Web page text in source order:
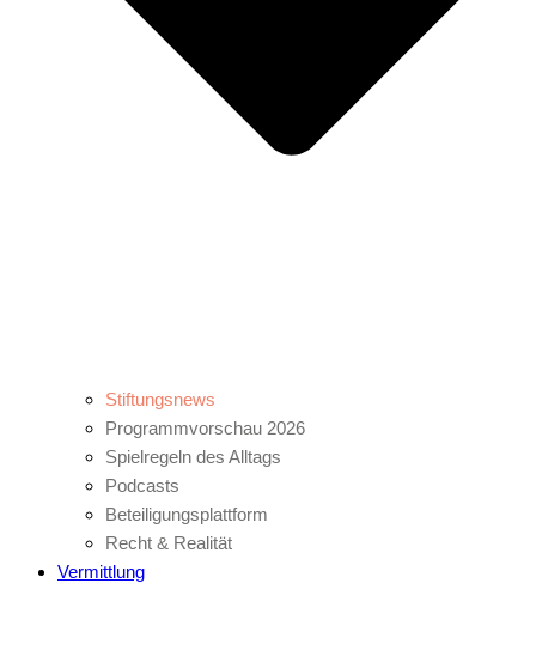
Stiftungsnews
Programmvorschau 2026
Spielregeln des Alltags
Podcasts
Beteiligungsplattform
Recht & Realität
Vermittlung